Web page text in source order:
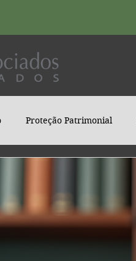
Proteção Patrimonial